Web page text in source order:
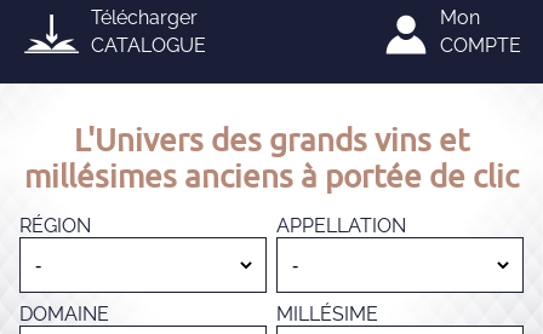
Télécharger
CATALOGUE
Mon
COMPTE
L'Univers des grands vins et
millésimes anciens à portée de clic
RÉGION APPELLATION
DOMAINE MILLÉSIME